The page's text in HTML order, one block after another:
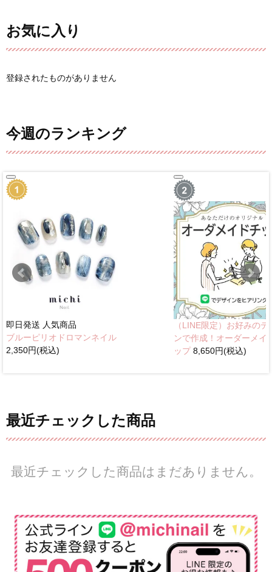
お気に入り
登録されたものがありません
今週のランキング
即日発送 人気商品
ブルーピリオドロマンネイル
2,350円(税込)
（LINE限定）お好みのデ
ンで作成！オーダーメイ
ップ8,650円(税込)
最近チェックした商品
最近チェックした商品はまだありません。